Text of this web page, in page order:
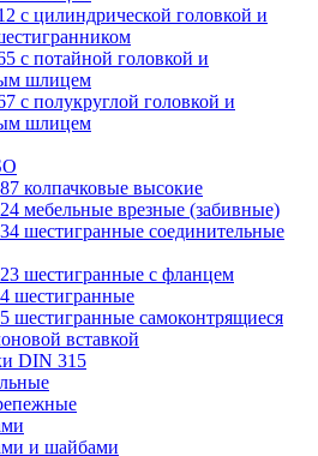
с цилиндрической головкой и
с потайной головкой и
шлицем
с полукруглой головкой и
шлицем
колпачковые высокие
мебельные врезные (забивные)
шестигранные соединительные
шестигранные с фланцем
шестигранные
шестигранные самоконтрящиеся
вставкой
DIN 315
и шайбами